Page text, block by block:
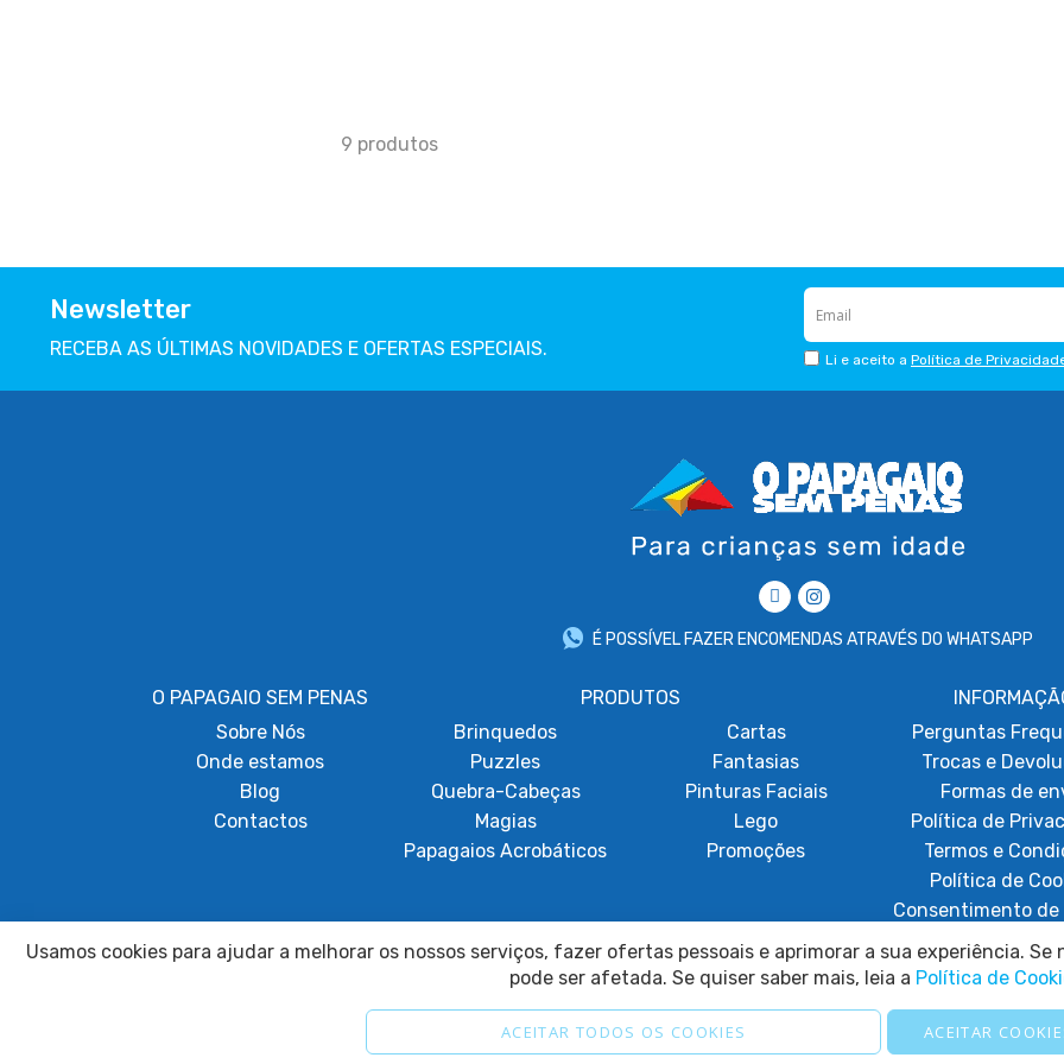
9 produtos
Newsletter
RECEBA AS ÚLTIMAS NOVIDADES E OFERTAS ESPECIAIS. Li e aceito a Política de
É POSSÍVEL FAZER ENCOMENDAS ATRAVÉS DO WHATSAPP
O PAPAGAIO SEM PENAS
Sobre Nós
Onde estamos
Blog
Contactos
PRODUTOS
Brinquedos
Puzzles
Quebra-Cabeças
Magias
Papagaios Acrobáticos
Cartas
Fantasias
Pinturas Faciais
Lego
Promoções
Perguntas
Trocas e
Formas de
Política de
Termos e
Política de
Consentimento de
Resolução de
Usamos cookies para ajudar a melhorar os nossos serviços, fazer ofertas pessoais e aprimorar a sua experiência.
pode ser afetada. Se quiser saber mais, leia a Política de
ACEITAR TODOS OS COOKIES ACEITAR